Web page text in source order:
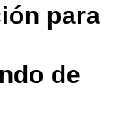
para
de